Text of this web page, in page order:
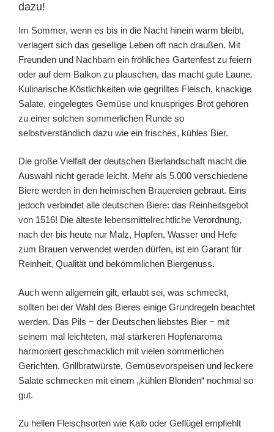
dazu!
Im Sommer, wenn es bis in die Nacht hinein warm bleibt,
verlagert sich das gesellige Leben oft nach draußen. Mit
Freunden und Nachbarn ein fröhliches Gartenfest zu feiern
oder auf dem Balkon zu plauschen, das macht gute Laune.
Kulinarische Köstlichkeiten wie gegrilltes Fleisch, knackige
Salate, eingelegtes Gemüse und knuspriges Brot gehören
zu einer solchen sommerlichen Runde so
selbstverständlich dazu wie ein frisches, kühles Bier.
Die große Vielfalt der deutschen Bierlandschaft macht die
Auswahl nicht gerade leicht. Mehr als 5.000 verschiedene
Biere werden in den heimischen Brauereien gebraut. Eins
jedoch verbindet alle deutschen Biere: das Reinheitsgebot
von 1516! Die älteste lebensmittelrechtliche Verordnung,
nach der bis heute nur Malz, Hopfen, Wasser und Hefe
zum Brauen verwendet werden dürfen, ist ein Garant für
Reinheit, Qualität und bekömmlichen Biergenuss.
Auch wenn allgemein gilt, erlaubt sei, was schmeckt,
sollten bei der Wahl des Bieres einige Grundregeln beachtet
werden. Das Pils − der Deutschen liebstes Bier − mit
seinem mal leichteten, mal stärkeren Hopfenaroma
harmoniert geschmacklich mit vielen sommerlichen
Gerichten. Grillbratwürste, Gemüsevorspeisen und leckere
Salate schmecken mit einem „kühlen Blonden“ nochmal so
gut.
Zu hellen Fleischsorten wie Kalb oder Geflügel empfiehlt